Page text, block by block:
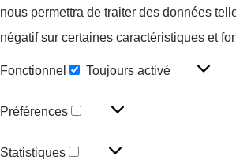
nous permettra de traiter des données
négatif sur certaines caractéristiques et
Fonctionnel Toujours activé
Préférences
Statistiques